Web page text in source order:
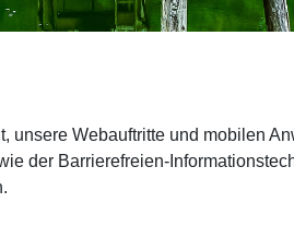
Webauftritte und mobilen
der Barrierefreien-